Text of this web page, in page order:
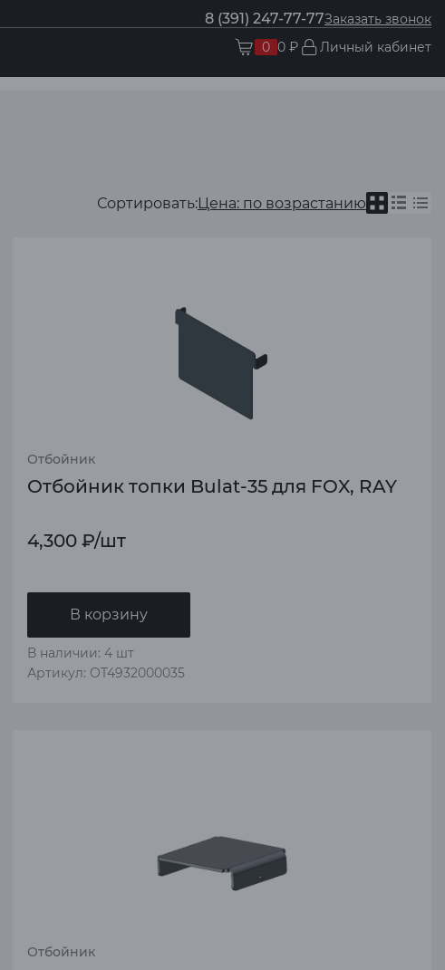
8 (391) 247-77-77Заказать звонок
0 0 ₽ Личный кабинет
Сортировать:Цена: по возрастанию
Отбойник
Отбойник топки Bulat-35 для FOX, RAY
4,300 ₽/шт
В корзину
В наличии: 4 шт
Артикул: OT4932000035
Отбойник